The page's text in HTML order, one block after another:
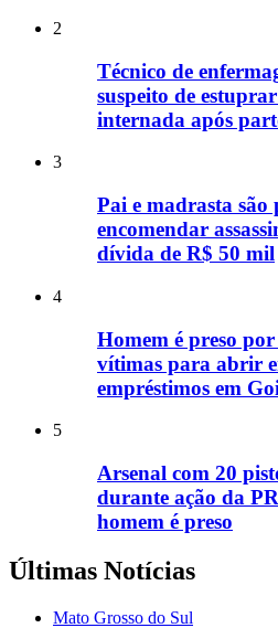
2
Técnico de
suspeito de
internada após
3
Pai e madrasta são
encomendar
dívida de R$ 50 mil
4
Homem é preso
vítimas para abrir
empréstimos em
5
Arsenal com 20
durante ação da
homem é preso
Últimas Notícias
Mato Grosso do Sul